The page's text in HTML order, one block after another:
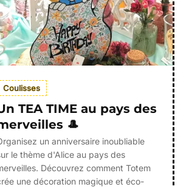
Coulisses
TEA TIME au pays des
🎩
un anniversaire inoubliable
le thème d'Alice au pays des
Découvrez comment Totem
une décoration magique et éco-